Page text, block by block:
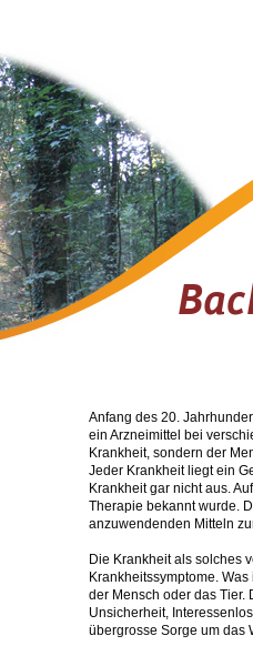
Anfang des 20.
ein Arzneimittel bei
Krankheit, sondern der
Jeder Krankheit liegt ein
Krankheit gar nicht aus.
Therapie bekannt wurde.
anzuwendenden Mitteln
Die Krankheit als solches
Krankheitssymptome.
der Mensch oder das Tier.
Unsicherheit,
übergrosse Sorge um das